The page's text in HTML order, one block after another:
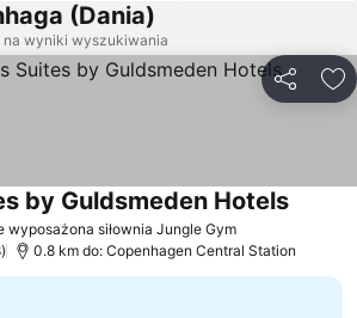
(Dania)
wyniki wyszukiwania
wyposażona siłownia Jungle Gym
by Guldsmeden Hotels
0.8 km do: Copenhagen Central Station